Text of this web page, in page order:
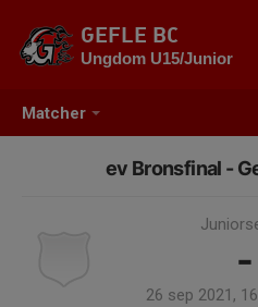
Matcher
GEFLE BC
Ungdom U15/Junior
ev Bronsfinal -
-
26 sep 2021,